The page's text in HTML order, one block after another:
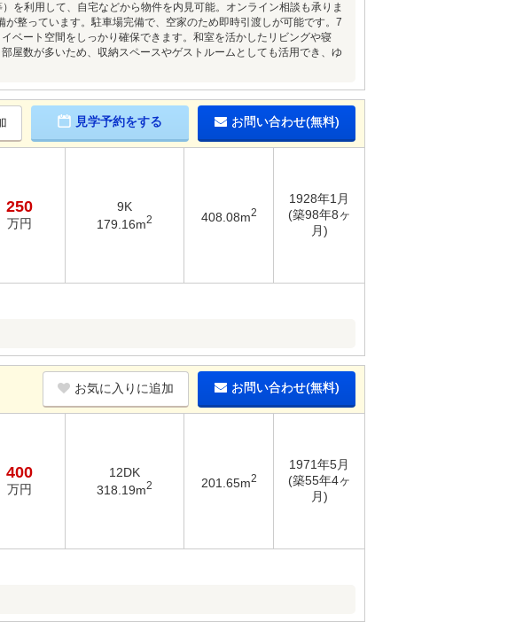
を利用して、自宅などから物件を内見可能。オンライン相談も承りま
整っています。駐車場完備で、空家のため即時引渡しが可能です。7
ベート空間をしっかり確保できます。和室を活かしたリビングや寝
屋数が多いため、収納スペースやゲストルームとしても活用でき、ゆ
見学予約をする お問い合わせ(無料)
250
万円
9K
179.16m2 408.08m2
1928年1月
(築98年8ヶ
月)
お気に入りに追加 お問い合わせ(無料)
400
万円
12DK
318.19m2 201.65m2
1971年5月
(築55年4ヶ
月)